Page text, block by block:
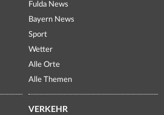
Fulda News
Bayern News
Sport
Wetter
Alle Orte
Alle Themen
VERKEHR